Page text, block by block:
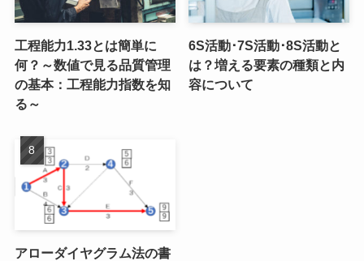
工程能力1.33とは簡単に
何？～数値で見る品質管理
の基本：工程能力指数を知
る～
6S活動･7S活動･8S活動と
は？増える要素の種類と内
容について
アローダイヤグラム法の書